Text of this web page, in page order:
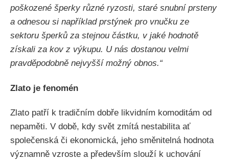
poškozené šperky různé ryzosti, staré snubní prsteny
a odnesou si například prstýnek pro vnučku ze
sektoru šperků za stejnou částku, v jaké hodnotě
získali za kov z výkupu. U nás dostanou velmi
pravděpodobně nejvyšší možný obnos.“
Zlato je fenomén
Zlato patří k tradičním dobře likvidním komoditám od
nepaměti. V době, kdy svět zmítá nestabilita ať
společenská či ekonomická, jeho směnitelná hodnota
významně vzroste a především slouží k uchování